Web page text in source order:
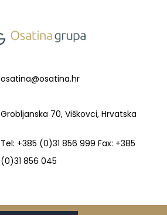
osatina@osatina.hr
Grobljanska 70, Viškovci, Hrvatska
Tel: +385 (0)31 856 999 Fax: +385
(0)31 856 045